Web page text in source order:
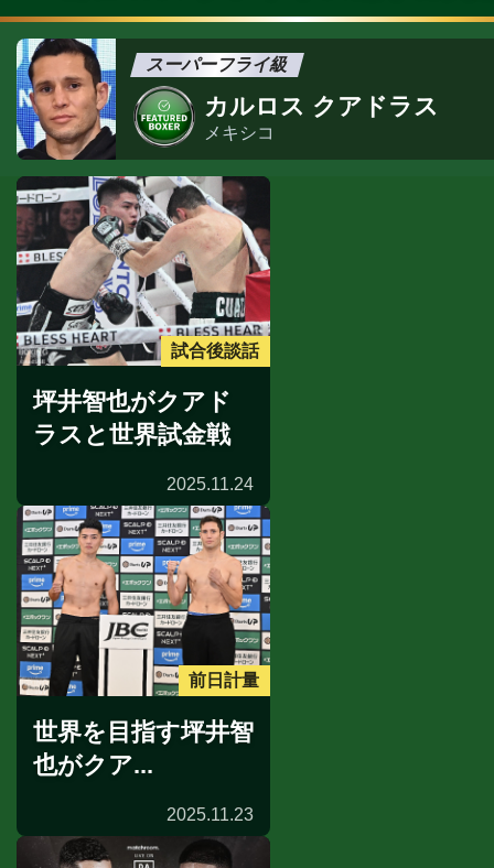
スーパーフライ級
カルロス クアドラス
メキシコ
試合後談話
坪井智也がクアド
ラスと世界試金戦
2025.11.24
前日計量
世界を目指す坪井智
也がクア...
2025.11.23